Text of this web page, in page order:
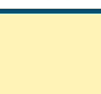
page page page page